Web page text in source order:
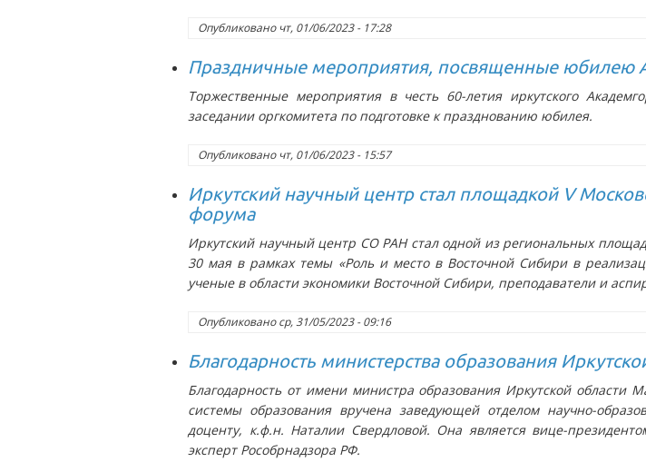
Опубликовано чт, 01/06/2023 - 17:28
Праздничные мероприятия, посвященные юбилею
Торжественные мероприятия в честь 60-летия иркутского
заседании оргкомитета по подготовке к празднованию юбилея.
Опубликовано чт, 01/06/2023 - 15:57
Иркутский научный центр стал площадкой V
форума
Иркутский научный центр СО РАН стал одной из региональных
30 мая в рамках темы «Роль и место в Восточной Сибири в
ученые в области экономики Восточной Сибири, преподаватели и
Опубликованоср, 31/05/2023 - 09:16
Благодарность министерства образования
Благодарность от имени министра образования Иркутской
системы образования вручена заведующей отделом научно-
доценту, к.ф.н. Наталии Свердловой. Она является вице-
эксперт Рособрнадзора РФ.